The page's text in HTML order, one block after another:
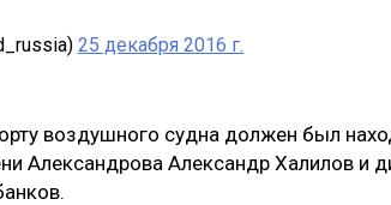
25 декабря 2016 г.
воздушного судна должен был
Александрова Александр Халилов и